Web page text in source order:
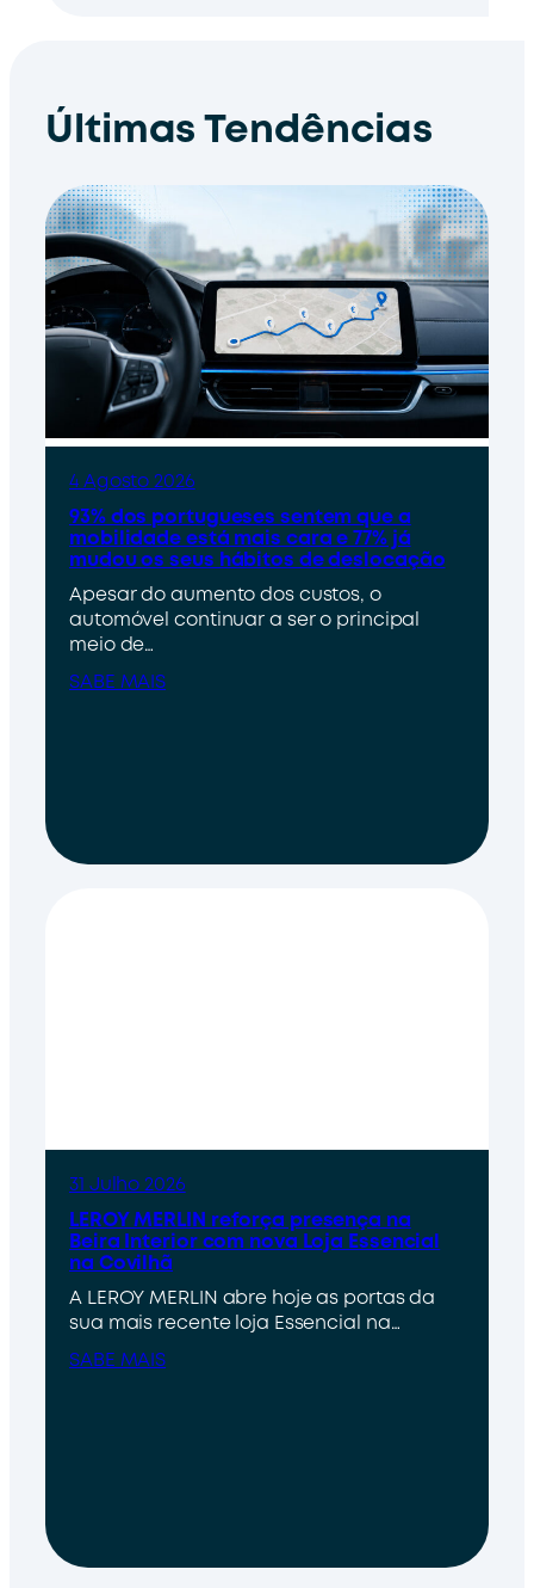
Últimas Tendências
4 Agosto 2026
93% dos portugueses sentem que a
mobilidade está mais cara e 77% já
mudou os seus hábitos de deslocação
Apesar do aumento dos custos, o
automóvel continuar a ser o principal
meio de…
SABE MAIS
31 Julho 2026
LEROY MERLIN reforça presença na
Beira Interior com nova Loja Essencial
na Covilhã
A LEROY MERLIN abre hoje as portas da
sua mais recente loja Essencial na…
SABE MAIS